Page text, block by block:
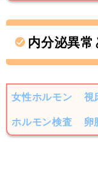
内分泌異
女性ホルモン 視
ホルモン検査
卵